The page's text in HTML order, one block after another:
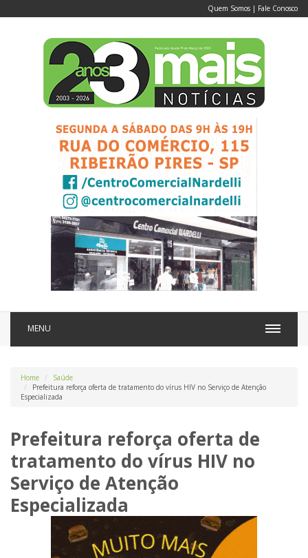
Quem Somos | Fale Conosco
MENU
Home
Saúde
Prefeitura reforça oferta de tratamento do vírus HIV no Serviço de Atenção
Especializada
Prefeitura reforça oferta de
tratamento do vírus HIV no
Serviço de Atenção
Especializada